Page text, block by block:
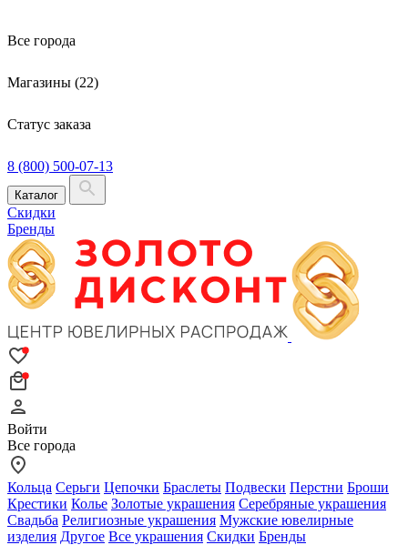
Все города
Магазины (22)
Статус заказа
8 (800) 500-07-13
Каталог
Скидки
Бренды
Войти
Все города
Кольца Серьги Цепочки Браслеты Подвески Перстни Броши
Крестики Колье Золотые украшения Серебряные украшения
Свадьба Религиозные украшения Мужские ювелирные
изделия Другое Все украшения Скидки Бренды